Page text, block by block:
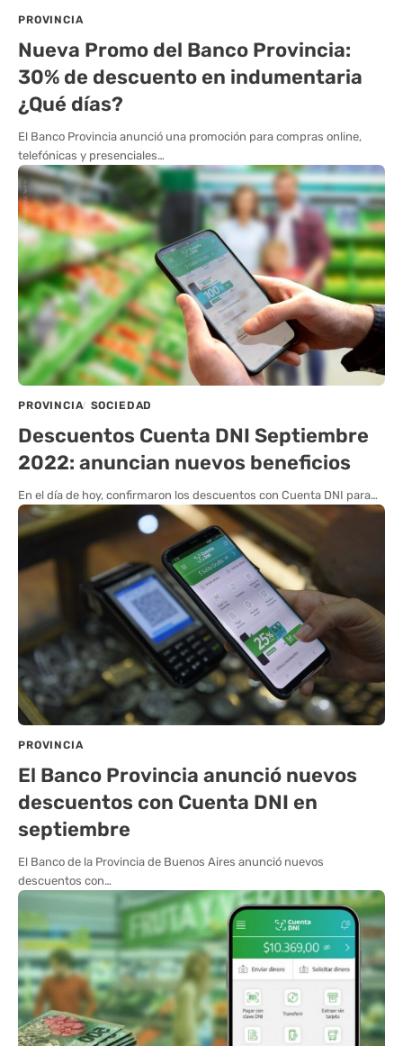
PROVINCIA
Nueva Promo del Banco Provincia:
30% de descuento en indumentaria
¿Qué días?
El Banco Provincia anunció una promoción para compras online,
telefónicas y presenciales…
PROVINCIA SOCIEDAD
Descuentos Cuenta DNI Septiembre
2022: anuncian nuevos beneficios
En el día de hoy, confirmaron los descuentos con Cuenta DNI para…
PROVINCIA
El Banco Provincia anunció nuevos
descuentos con Cuenta DNI en
septiembre
El Banco de la Provincia de Buenos Aires anunció nuevos
descuentos con…